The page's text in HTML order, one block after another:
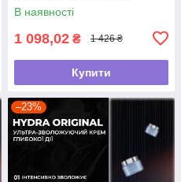
В наявності
1 098,02 ₴ 1 426 ₴
Купити
–23%